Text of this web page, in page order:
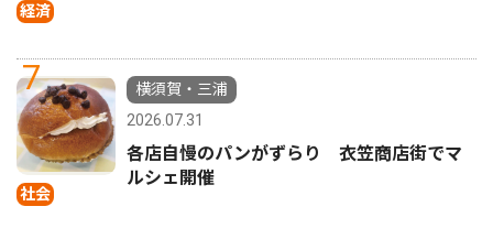
経済
7
社会
横須賀・三浦
2026.07.31
各店自慢のパンがずらり 衣笠商店街でマ
ルシェ開催